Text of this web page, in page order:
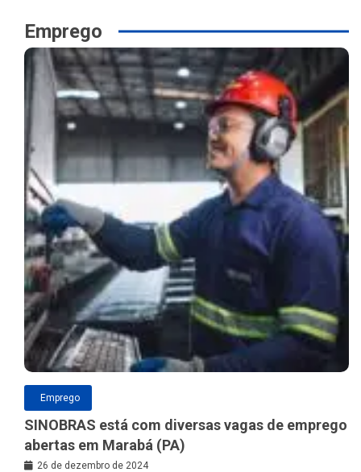
Emprego
Emprego
SINOBRAS está com diversas vagas de emprego
abertas em Marabá (PA)
26 de dezembro de 2024